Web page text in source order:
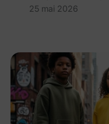
25 mai 2026